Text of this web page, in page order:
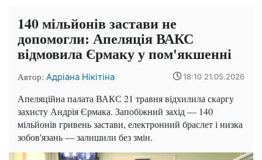
140 мільйонів застави не
допомогли: Апеляція ВАКС
відмовила Єрмаку у пом'якшенні
Автор: Адріана Нікітіна 18:10 21.05.2026
Апеляційна палата ВАКС 21 травня відхилила скаргу
захисту Андрія Єрмака. Запобіжний захід — 140
мільйонів гривень застави, електронний браслет і низка
зобов'язань — залишили без змін.